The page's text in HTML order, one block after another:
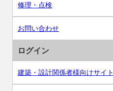
修理・点検
お問い合わせ
ログイン
建築・設計関係者様向けサイト